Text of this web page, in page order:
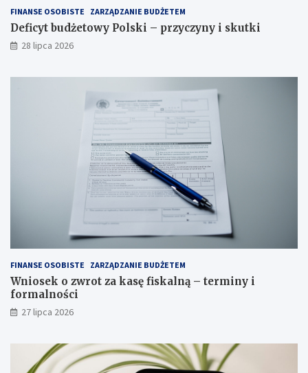
FINANSE OSOBISTE ZARZĄDZANIE BUDŻETEM
Deficyt budżetowy Polski – przyczyny i skutki
28 lipca 2026
FINANSE OSOBISTE ZARZĄDZANIE BUDŻETEM
Wniosek o zwrot za kasę fiskalną – terminy i
formalności
27 lipca 2026